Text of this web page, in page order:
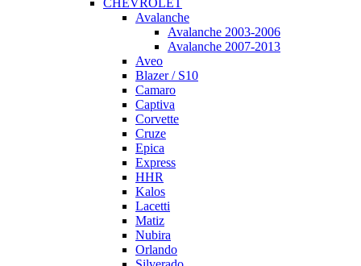
Avalanche
Avalanche 2003-2006
Avalanche 2007-2013
Aveo
Blazer / S10
Camaro
Captiva
Corvette
Cruze
Epica
Express
HHR
Kalos
Lacetti
Matiz
Nubira
Orlando